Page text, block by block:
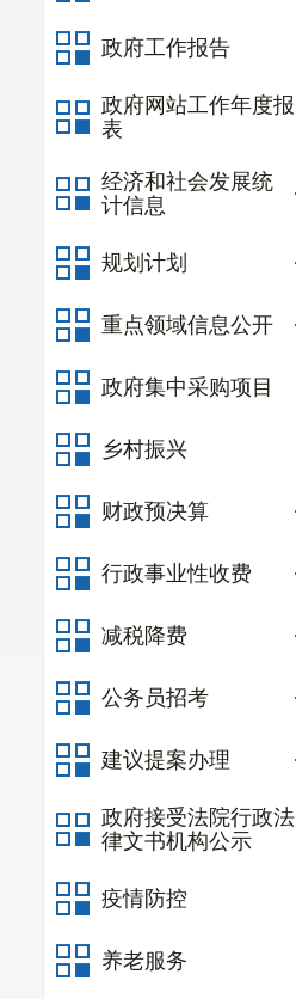
政府工作报告
政府网站工作年度报
表
经济和社会发展统
计信息
规划计划
重点领域信息公开
政府集中采购项目
乡村振兴
财政预决算
行政事业性收费
减税降费
公务员招考
建议提案办理
政府接受法院行政法
律文书机构公示
疫情防控
养老服务